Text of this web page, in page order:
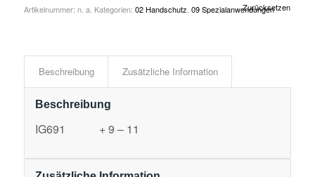
Zurücksetzen
Artikelnummer: n. a. Kategorien: 02 Handschutz 09 Spezialanwendungen
Beschreibung Zusätzliche Information
Beschreibung
IG691 + 9 – 11